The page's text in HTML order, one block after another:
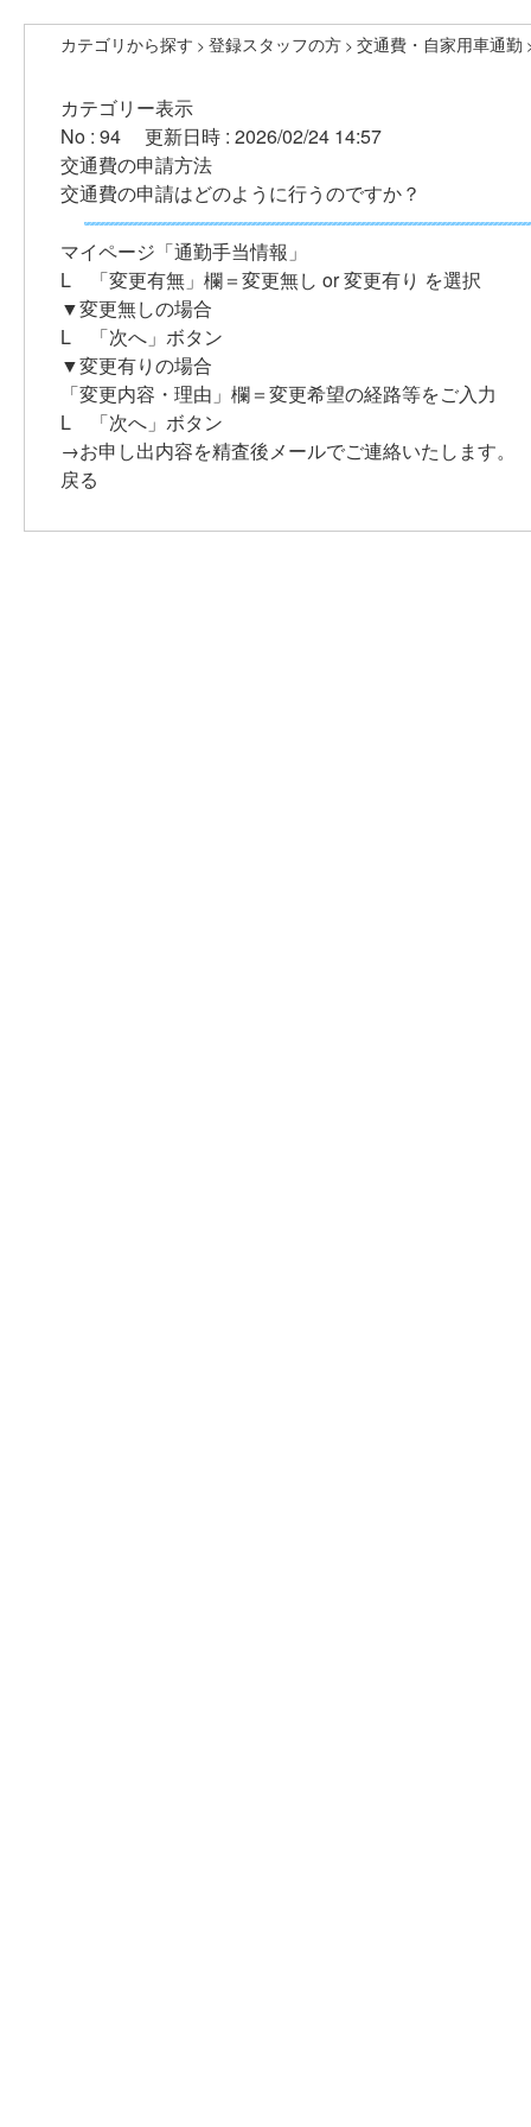
カテゴリから探す > 登録スタッフの方 > 交通費・自家用車通勤
カテゴリー表示
No : 94
更新日時 : 2026/02/24 14:57
交通費の申請方法
交通費の申請はどのように行うのですか？
マイページ「通勤手当情報」
L 「変更有無」欄＝変更無し or 変更有り を選択
▼変更無しの場合
L 「次へ」ボタン
▼変更有りの場合
「変更内容・理由」欄＝変更希望の経路等をご入力
L 「次へ」ボタン
→お申し出内容を精査後メールでご連絡いたします。
戻る